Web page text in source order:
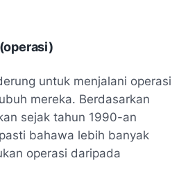
untuk menjalani operasi
mereka. Berdasarkan
sejak tahun 1990-an
bahawa lebih banyak
operasi daripada